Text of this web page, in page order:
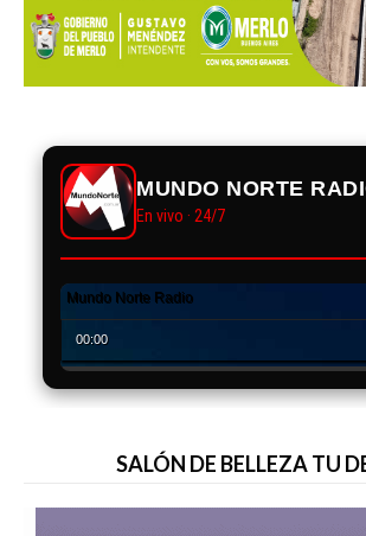
MUNDO NORTE
En vivo · 24/7
SALÓN DE BELLEZA TU